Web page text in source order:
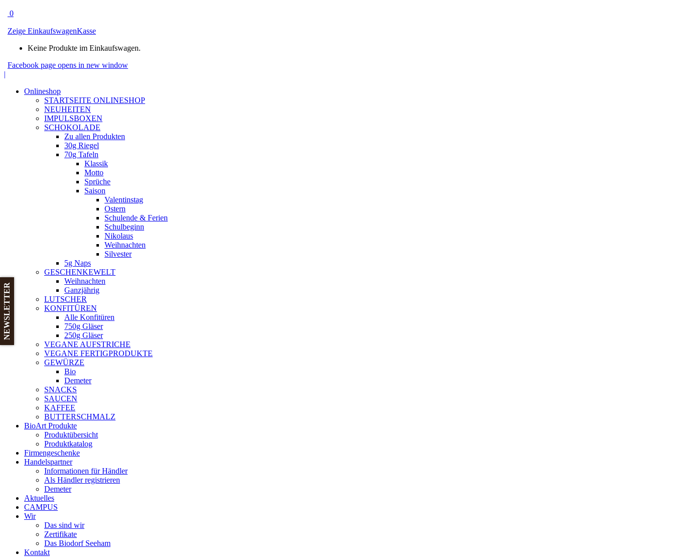
0
Zeige EinkaufswagenKasse
Keine Produkte im Einkaufswagen.
Facebook page opens in new window
|
Onlineshop
STARTSEITE ONLINESHOP
NEUHEITEN
IMPULSBOXEN
SCHOKOLADE
Zu allen Produkten
30g Riegel
70g Tafeln
Klassik
Motto
Sprüche
Saison
Valentinstag
Ostern
Schulende & Ferien
Schulbeginn
Nikolaus
Weihnachten
Silvester
5g Naps
GESCHENKEWELT
Weihnachten
Ganzjährig
LUTSCHER
KONFITÜREN
Alle Konfitüren
750g Gläser
250g Gläser
VEGANE AUFSTRICHE
VEGANE FERTIGPRODUKTE
GEWÜRZE
Bio
Demeter
SNACKS
SAUCEN
KAFFEE
BUTTERSCHMALZ
BioArt Produkte
Produktübersicht
Produktkatalog
Firmengeschenke
Handelspartner
Informationen für Händler
Als Händler registrieren
Demeter
Aktuelles
CAMPUS
Wir
Das sind wir
Zertifikate
Das Biodorf Seeham
Kontakt
NEWSLETTER